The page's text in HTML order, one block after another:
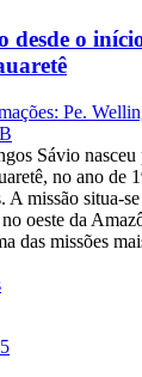
o
Pe.
Sávio nasceu
no ano de
A missão situa-
oeste da
das missões